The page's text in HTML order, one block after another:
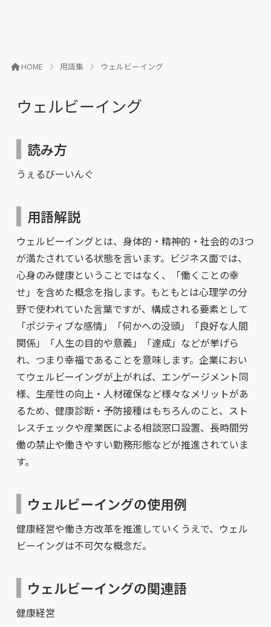
HOME 用語集 ウェルビーイング
ウェルビーイング
読み方
うぇるびーいんぐ
用語解説
ウェルビーイングとは、身体的・精神的・社会的の3つ
が満たされている状態を言います。ビジネス面では、
心身のみ健康ということではなく、「働くことの幸
せ」を含めた概念を指します。もともとは心理学の分
野で使われていた言葉ですが、構成される要素として
「ポジティブな感情」「何かへの没頭」「良好な人間
関係」「人生の目的や意義」「達成」などが挙げら
れ、つまり幸福であることを意味します。企業におい
てウェルビーイングが上がれば、エンゲージメント同
様、生産性の向上・人材確保など様々なメリットがあ
るため、健康診断・予防接種はもちろんのこと、スト
レスチェックや産業医による相談窓口設置、長時間労
働の禁止や働きやすい勤務形態などが推進されていま
す。
ウェルビーイングの使用例
健康経営や働き方改革を推進していくうえで、ウェル
ビーイングは不可欠な概念だ。
ウェルビーイングの関連語
健康経営